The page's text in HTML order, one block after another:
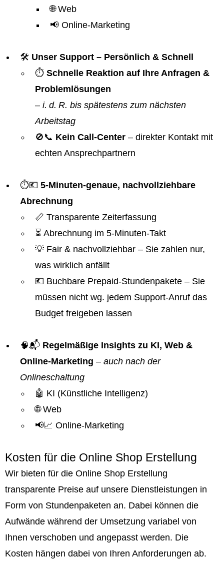
🌐 Web
📢 Online-Marketing
🛠️ Unser Support – Persönlich & Schnell
⏱️ Schnelle Reaktion auf Ihre Anfragen &
Problemlösungen
– i. d. R. bis spätestens zum nächsten
Arbeitstag
🚫📞 Kein Call-Center – direkter Kontakt mit
echten Ansprechpartnern
⏱️💶 5-Minuten-genaue, nachvollziehbare
Abrechnung
📏 Transparente Zeiterfassung
⏳ Abrechnung im 5-Minuten-Takt
💡 Fair & nachvollziehbar – Sie zahlen nur,
was wirklich anfällt
💶 Buchbare Prepaid-Stundenpakete – Sie
müssen nicht wg. jedem Support-Anruf das
Budget freigeben lassen
🧠📬 Regelmäßige Insights zu KI, Web &
Online-Marketing – auch nach der
Onlineschaltung
🤖 KI (Künstliche Intelligenz)
🌐 Web
📢📈 Online-Marketing
Kosten für die Online Shop Erstellung
Wir bieten für die Online Shop Erstellung
transparente Preise auf unsere Dienstleistungen in
Form von Stundenpaketen an. Dabei können die
Aufwände während der Umsetzung variabel von
Ihnen verschoben und angepasst werden. Die
Kosten hängen dabei von Ihren Anforderungen ab.